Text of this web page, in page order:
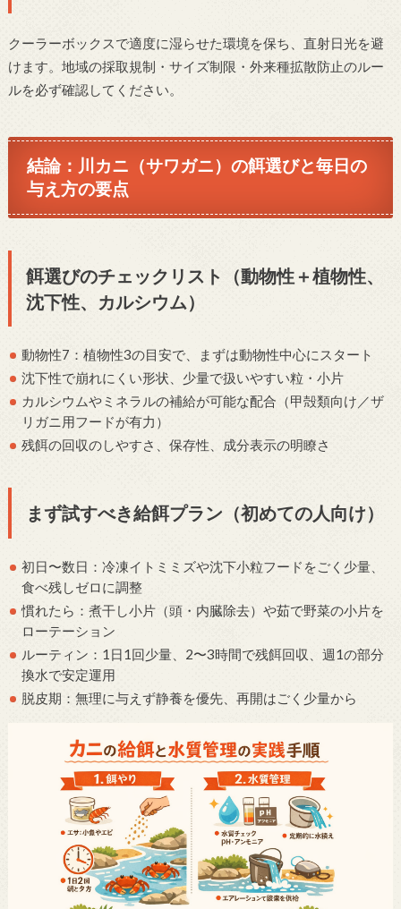
クーラーボックスで適度に湿らせた環境を保ち、直射日光を避
けます。地域の採取規制・サイズ制限・外来種拡散防止のルー
ルを必ず確認してください。
結論：川カニ（サワガニ）の餌選びと毎日の
与え方の要点
餌選びのチェックリスト（動物性＋植物性、
沈下性、カルシウム）
動物性7：植物性3の目安で、まずは動物性中心にスタート
沈下性で崩れにくい形状、少量で扱いやすい粒・小片
カルシウムやミネラルの補給が可能な配合（甲殻類向け／ザ
リガニ用フードが有力）
残餌の回収のしやすさ、保存性、成分表示の明瞭さ
まず試すべき給餌プラン（初めての人向け）
初日〜数日：冷凍イトミミズや沈下小粒フードをごく少量、
食べ残しゼロに調整
慣れたら：煮干し小片（頭・内臓除去）や茹で野菜の小片を
ローテーション
ルーティン：1日1回少量、2〜3時間で残餌回収、週1の部分
換水で安定運用
脱皮期：無理に与えず静養を優先、再開はごく少量から